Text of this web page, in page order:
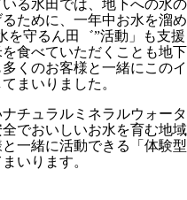
る水田では、地下への水の
ために、一年中お水を溜め
を守るん田゛”活動」も支援
食べていただくことも地下
くのお客様と一緒にこのイ
まいりました。
チュラルミネラルウォータ
でおいしいお水を育む地域
一緒に活動できる「体験型
いります。